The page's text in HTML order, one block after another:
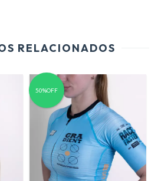
RELACIONADOS
50%OFF